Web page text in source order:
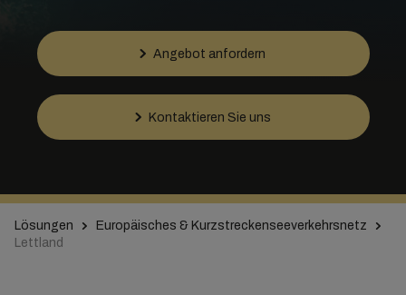
Angebot anfordern
Kontaktieren Sie uns
Lösungen
Europäisches & Kurzstreckenseeverkehrsnetz
Lettland